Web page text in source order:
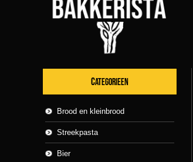
CATEGORIEEN
Brood en kleinbrood
Streekpasta
Bier